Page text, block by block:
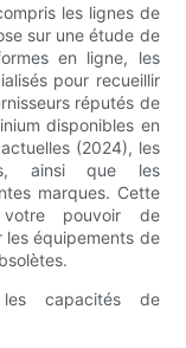
les lignes de
sur une étude de
en ligne, les
pour recueillir
réputés de
disponibles en
(2024), les
ainsi que les
marques. Cette
votre pouvoir de
équipements de
capacités de